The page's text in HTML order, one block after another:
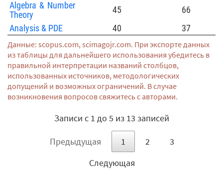
Данные: scopus.com, scimagojr.com. При экспорте данных
из таблицы для дальнейшего использования убедитесь в
правильной интерпретации названий столбцов,
использованных источников, методологических
допущений и возможных ограничений. В случае
возникновения вопросов свяжитесь с авторами.
Algebra & Number
Theory
45
66
Analysis & PDE
40 37
Записи с 1 до 5 из 13 записей
Предыдущая 1 2
3
Следующая